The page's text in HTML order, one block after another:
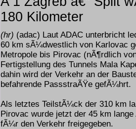
180 Kilometer
(hr) (adac) Laut ADAC unterbricht
60 km sÃ¼dwestlich von Karlovac
Metropole bis Pirovac (nÃ¶rdlich
Fertigstellung des Tunnels Mala
dahin wird der Verkehr an der
befahrende PassstraÃŸe gefÃ¼hrt.
Als letztes TeilstÃ¼ck der 310 km
Pirovac wurde jetzt der 45 km
fÃ¼r den Verkehr freigegeben.